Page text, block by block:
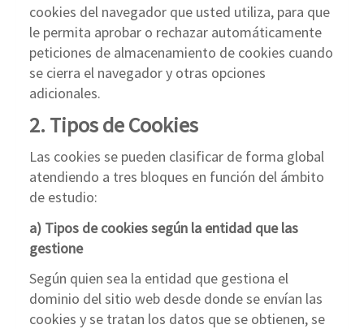
cookies del navegador que usted utiliza, para que
le permita aprobar o rechazar automáticamente
peticiones de almacenamiento de cookies cuando
se cierra el navegador y otras opciones
adicionales.
2. Tipos de Cookies
Las cookies se pueden clasificar de forma global
atendiendo a tres bloques en función del ámbito
de estudio:
a) Tipos de cookies según la entidad que las
gestione
Según quien sea la entidad que gestiona el
dominio del sitio web desde donde se envían las
cookies y se tratan los datos que se obtienen, se